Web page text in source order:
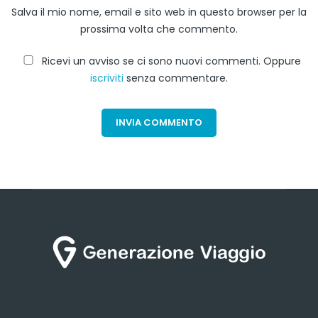
Salva il mio nome, email e sito web in questo browser per la
prossima volta che commento.
Ricevi un avviso se ci sono nuovi commenti. Oppure
iscriviti senza commentare.